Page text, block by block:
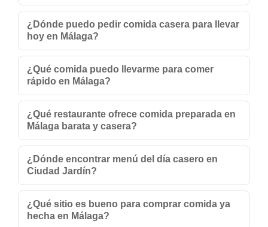
¿Dónde puedo pedir comida casera para llevar
hoy en Málaga?
¿Qué comida puedo llevarme para comer
rápido en Málaga?
¿Qué restaurante ofrece comida preparada en
Málaga barata y casera?
¿Dónde encontrar menú del día casero en
Ciudad Jardín?
¿Qué sitio es bueno para comprar comida ya
hecha en Málaga?